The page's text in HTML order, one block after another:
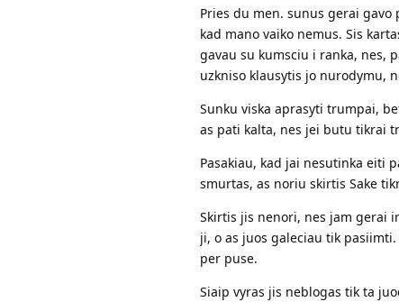
Pries du men. sunus gerai
kad mano vaiko nemus. Sis
gavau su kumsciu i ranka, nes,
uzkniso klausytis jo nurodymu,
Sunku viska aprasyti trumpai,
as pati kalta, nes jei butu tikrai
Pasakiau, kad jai nesutinka eiti
smurtas, as noriu skirtis Sake
Skirtis jis nenori, nes jam gerai
ji, o as juos galeciau tik
per puse.
Siaip vyras jis neblogas tik ta